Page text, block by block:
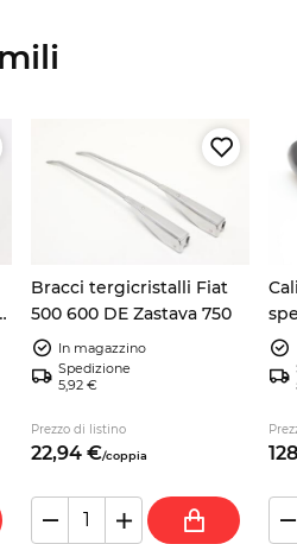
Bracci tergicristalli Fiat
500 600 DE Zastava 750
In magazzino
Spedizione
5,92 €
Prezzo di listino
22,94 €/coppia